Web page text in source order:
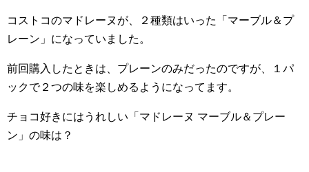
コストコのマドレーヌが、２種類はいった「マーブル＆プ
レーン」になっていました。
前回購入したときは、プレーンのみだったのですが、１パ
ックで２つの味を楽しめるようになってます。
チョコ好きにはうれしい「マドレーヌ マーブル＆プレー
ン」の味は？